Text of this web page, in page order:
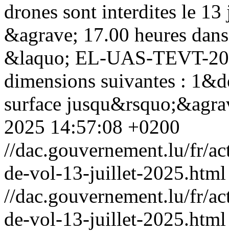
drones sont interdites le
&agrave; 17.00 heures
&laquo; EL-UAS-TEVT-
dimensions suivantes :
surface
2025 14:57:08 +0200
//dac.gouvernement.lu/fr/
de-vol-13-juillet-2025.html
//dac.gouvernement.lu/fr/
de-vol-13-juillet-2025.html